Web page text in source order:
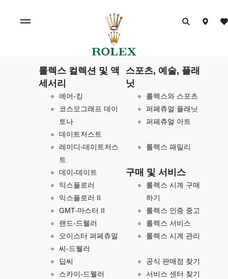
롤렉스 컬렉션 및 액
세서리
에어-킹
코스모그래프 데이
토나
데이트저스트
레이디-데이트저스
트
데이-데이트
익스플로러
익스플로러 II
GMT-마스터 II
랜드-드웰러
오이스터 퍼페츄얼
씨-드웰러
딥씨
스카이-드웰러
스포츠, 예술, 플래
닛
롤렉스와 스포츠
퍼페츄얼 플래닛
퍼페츄얼 아트
롤렉스 패밀리
구매 및 서비스
롤렉스 시계 구매
하기
롤렉스 인증 중고
롤렉스 서비스
롤렉스 시계 관리
공식 판매점 찾기
서비스 센터 찾기